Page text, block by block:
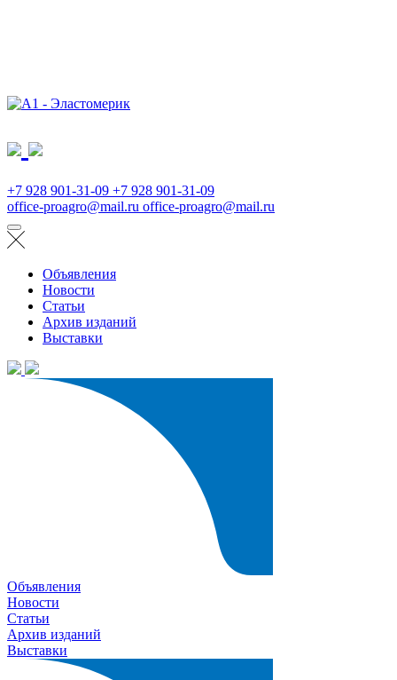
+7 928 901-31-09 +7 928 901-31-09
office-proagro@mail.ru office-proagro@mail.ru
Объявления
Новости
Статьи
Архив изданий
Выставки
Объявления
Новости
Статьи
Архив изданий
Выставки